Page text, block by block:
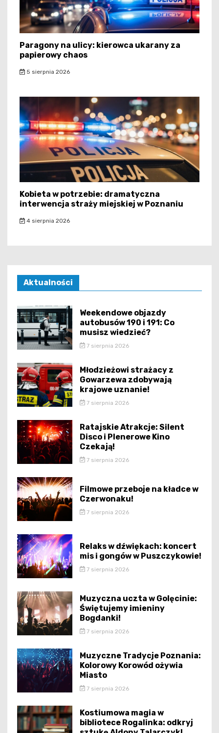
Paragony na ulicy: kierowca ukarany za
papierowy chaos
5 sierpnia 2026
Kobieta w potrzebie: dramatyczna
interwencja straży miejskiej w Poznaniu
4 sierpnia 2026
Aktualności
Weekendowe objazdy
autobusów 190 i 191: Co
musisz wiedzieć?
7 sierpnia 2026
Młodzieżowi strażacy z
Gowarzewa zdobywają
krajowe uznanie!
7 sierpnia 2026
Ratajskie Atrakcje: Silent
Disco i Plenerowe Kino
Czekają!
7 sierpnia 2026
Filmowe przeboje na kładce w
Czerwonaku!
7 sierpnia 2026
Relaks w dźwiękach: koncert
mis i gongów w Puszczykowie!
7 sierpnia 2026
Muzyczna uczta w Golęcinie:
Świętujemy imieniny
Bogdanki!
7 sierpnia 2026
Muzyczne Tradycje Poznania:
Kolorowy Korowód ożywia
Miasto
7 sierpnia 2026
Kostiumowa magia w
bibliotece Rogalinka: odkryj